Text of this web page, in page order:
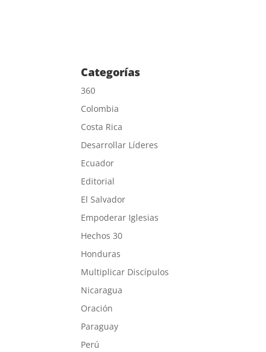
Categorías
360
Colombia
Costa Rica
Desarrollar Líderes
Ecuador
Editorial
El Salvador
Empoderar Iglesias
Hechos 30
Honduras
Multiplicar Discípulos
Nicaragua
Oración
Paraguay
Perú